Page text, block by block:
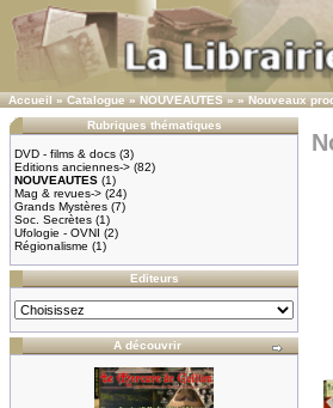
Accueil»Catalogue»NOUVEAUTES»»Nouveaux
Rubriques thématiques
DVD - films & docs (3)
Editions anciennes-> (82)
NOUVEAUTES (1)
Mag & revues-> (24)
Grands Mystères (7)
Soc. Secrètes (1)
Ufologie - OVNI (2)
Régionalisme (1)
Editeurs
A découvrir